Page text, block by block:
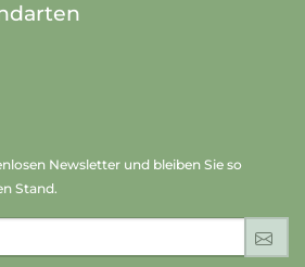
Newsletter und bleiben Sie so
Stand.